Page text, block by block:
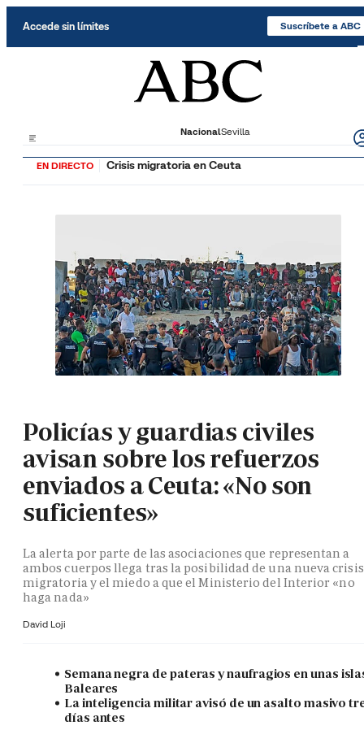
Accede sin límites Suscríbete a ABC
NacionalSevilla
EN DIRECTO Crisis migratoria en Ceuta
Policías y guardias civiles
avisan sobre los refuerzos
enviados a Ceuta: «No son
suficientes»
La alerta por parte de las asociaciones que representan a
ambos cuerpos llega tras la posibilidad de una nueva crisis
migratoria y el miedo a que el Ministerio del Interior «no
haga nada»
David Loji
Semana negra de pateras y naufragios en unas
Baleares
La inteligencia militar avisó de un asalto masivo
días antes